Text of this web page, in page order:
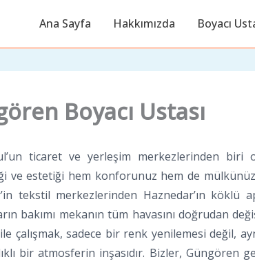
Ana Sayfa Hakkımızda Boyacı
Boyacı Ustası
ticaret ve yerleşim merkezlerinden biri
ve estetiği hem konforunuz hem de
tekstil merkezlerinden Haznedar’ın köklü
bakımı mekanın tüm havasını doğrudan
ile çalışmak, sadece bir renk yenilemesi değil,
bir atmosferin inşasıdır. Bizler, Güngören